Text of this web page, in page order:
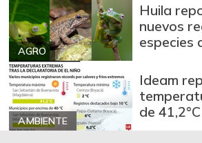
AGRO
Huila
nuevos
especies
AMBIENTE
Ideam
de